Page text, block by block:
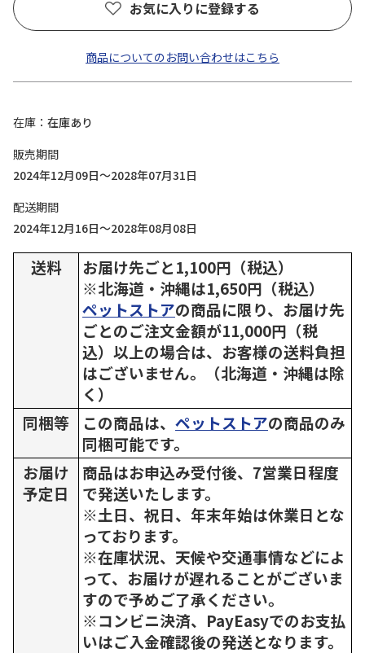
お気に入りに登録する
商品についてのお問い合わせはこちら
在庫
在庫あり
販売期間
2024年12月09日～2028年07月31日
配送期間
2024年12月16日～2028年08月08日
送料
お届け先ごと1,100円（税込）
※北海道・沖縄は1,650円（税込）
ペットストアの商品に限り、お届け先
ごとのご注文金額が11,000円（税
込）以上の場合は、お客様の送料負担
はございません。（北海道・沖縄は除
く）
同梱等
この商品は、 ペットストアの商品のみ
同梱可能です。
お届け
予定日
商品はお申込み受付後、7営業日程度
で発送いたします。
※土日、祝日、年末年始は休業日とな
っております。
※在庫状況、天候や交通事情などによ
って、お届けが遅れることがございま
すので予めご了承ください。
※コンビニ決済、PayEasyでのお支払
いはご入金確認後の発送となります。